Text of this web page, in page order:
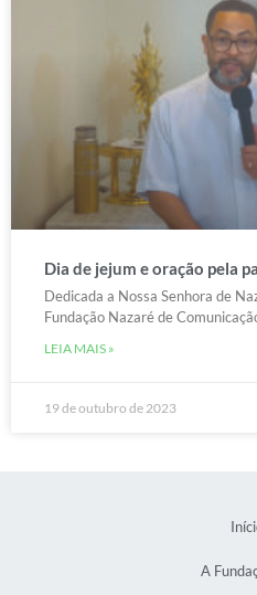
Dia de jejum e oração pela
Dedicada a Nossa Senhora de
Fundação Nazaré de
LEIA MAIS »
19 de outubro de 2023
A